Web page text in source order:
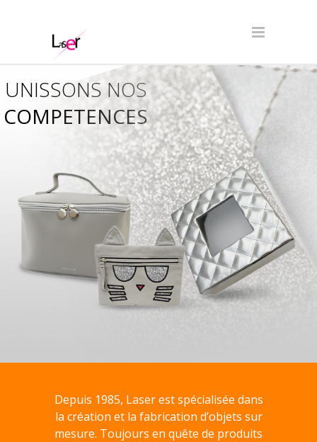
COMPETENCES
UNISSONS NOS
Depuis 1985, Laser est spécialisée dans
la création et la fabrication d’objets sur
mesure. Toujours en quête de produits